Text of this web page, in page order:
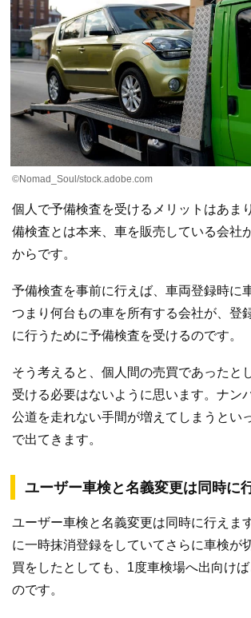
©Nomad_Soul/stock.adobe.com
個人で予備検査を受けるメリットはあま
備検査とは本来、車を販売している会社
からです。
予備検査を事前に行えば、車両登録時に
つまり何台もの車を所有する会社が、登
に行うために予備検査を受けるのです。
そう考えると、個人間の売買であったと
受ける必要はないように思います。ナン
公道を走れない手間が増えてしまうとい
で出てきます。
ユーザー車検と名義変更は同時に
ユーザー車検と名義変更は同時に行えま
に一時抹消登録をしていてさらに車検が
買をしたとしても、1度車検場へ出向け
のです。